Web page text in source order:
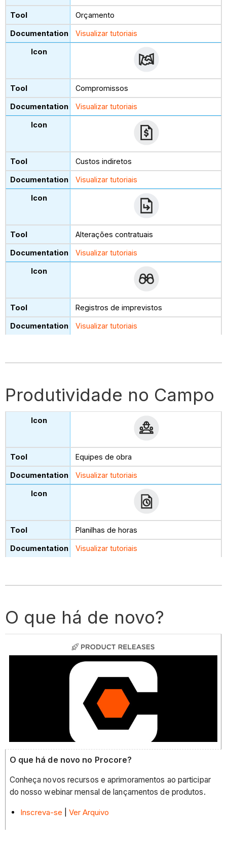
Orçamento
Visualizar tutoriais
Compromissos
Visualizar tutoriais
Custos indiretos
Visualizar tutoriais
Alterações contratuais
Visualizar tutoriais
Registros de imprevistos
Visualizar tutoriais
Produtividade no Campo
Equipes de obra
Visualizar tutoriais
Planilhas de horas
Visualizar tutoriais
O que há de novo?
O que há de novo no Procore?
Conheça novos recursos e aprimoramentos ao participar
do nosso webinar mensal de lançamentos de produtos.
Inscreva-se Ver Arquivo